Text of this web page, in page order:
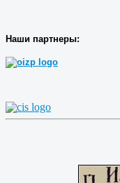
Наши партнеры: